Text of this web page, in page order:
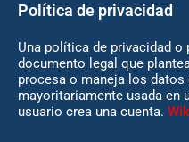
Política de privacidad
Una política de privacidad o
documento legal que
procesa o maneja los
mayoritariamente usada en
usuario crea una cuenta.